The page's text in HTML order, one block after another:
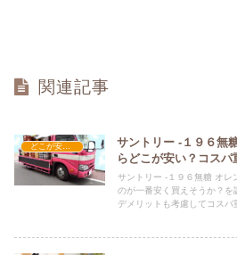
関連記事
どこが安い？-飲料・酒・ジュース
サントリー ‐１９６無
らどこが安い？コス
サントリー ‐１９６無糖 オレ
のが一番安く買えそうか？を
デメリットも考慮してコス